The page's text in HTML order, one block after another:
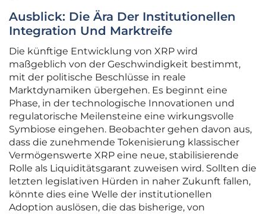
Ausblick: Die Ära Der Institutionellen
Integration Und Marktreife
Die künftige Entwicklung von XRP wird
maßgeblich von der Geschwindigkeit bestimmt,
mit der politische Beschlüsse in reale
Marktdynamiken übergehen. Es beginnt eine
Phase, in der technologische Innovationen und
regulatorische Meilensteine eine wirkungsvolle
Symbiose eingehen. Beobachter gehen davon aus,
dass die zunehmende Tokenisierung klassischer
Vermögenswerte XRP eine neue, stabilisierende
Rolle als Liquiditätsgarant zuweisen wird. Sollten die
letzten legislativen Hürden in naher Zukunft fallen,
könnte dies eine Welle der institutionellen
Adoption auslösen, die das bisherige, von